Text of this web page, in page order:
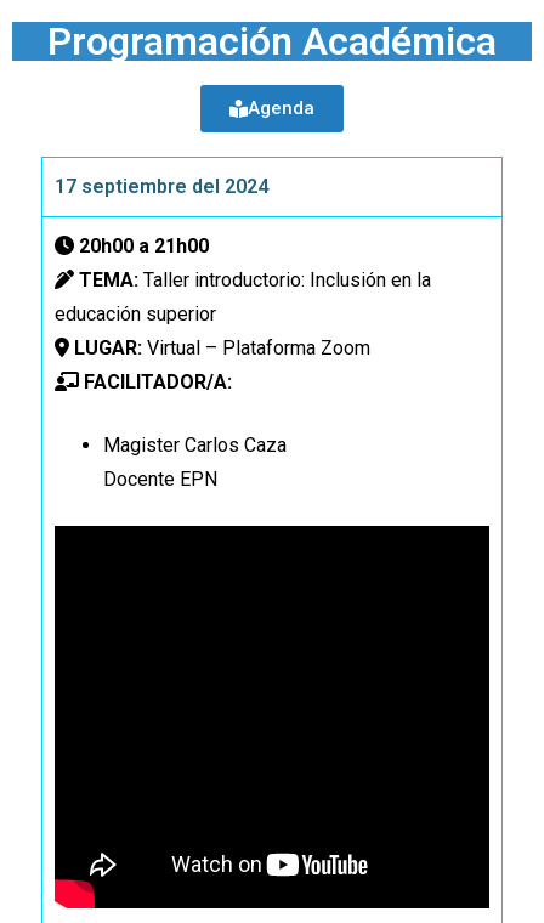
Programación Académica
Agenda
17 septiembre del 2024
20h00 a 21h00
TEMA: Taller introductorio: Inclusión en la
educación superior
LUGAR: Virtual – Plataforma Zoom
FACILITADOR/A:
Magister Carlos Caza
Docente EPN